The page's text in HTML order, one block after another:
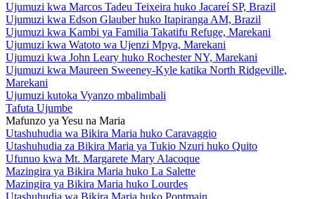
Ujumuzi kwa Marcos Tadeu Teixeira huko Jacareí SP, Brazil
Ujumuzi kwa Edson Glauber huko Itapiranga AM, Brazil
Ujumuzi kwa Kambi ya Familia Takatifu Refuge, Marekani
Ujumuzi kwa Watoto wa Ujenzi Mpya, Marekani
Ujumuzi kwa John Leary huko Rochester NY, Marekani
Ujumuzi kwa Maureen Sweeney-Kyle katika North Ridgeville,
Marekani
Ujumuzi kutoka Vyanzo mbalimbali
Tafuta Ujumbe
Mafunzo ya Yesu na Maria
Utashuhudia wa Bikira Maria huko Caravaggio
Utashuhudia za Bikira Maria ya Tukio Nzuri huko Quito
Ufunuo kwa Mt. Margarete Mary Alacoque
Mazingira ya Bikira Maria huko La Salette
Mazingira ya Bikira Maria huko Lourdes
Utashuhudia wa Bikira Maria huko Pontmain